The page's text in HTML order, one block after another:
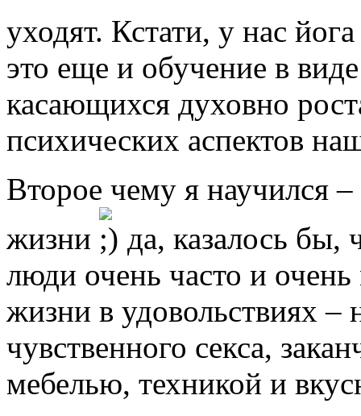
уходят. Кстати, у нас
это еще и обучение в
касающихся духовно
психических аспектов
Второе чему я научился –
жизни
да, казалось бы,
люди очень часто и
жизни в удовольствиях –
чувственного секса,
мебелью, техникой и